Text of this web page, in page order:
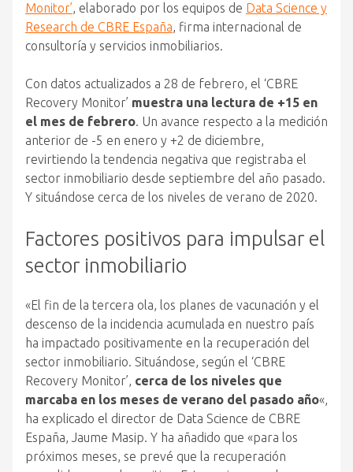
Monitor’, elaborado por los equipos de Data Science y
Research de CBRE España, firma internacional de
consultoría y servicios inmobiliarios.
Con datos actualizados a 28 de febrero, el ‘CBRE
Recovery Monitor’ muestra una lectura de +15 en
el mes de febrero. Un avance respecto a la medición
anterior de -5 en enero y +2 de diciembre,
revirtiendo la tendencia negativa que registraba el
sector inmobiliario desde septiembre del año pasado.
Y situándose cerca de los niveles de verano de 2020.
Factores positivos para impulsar el
sector inmobiliario
«El fin de la tercera ola, los planes de vacunación y el
descenso de la incidencia acumulada en nuestro país
ha impactado positivamente en la recuperación del
sector inmobiliario. Situándose, según el ‘CBRE
Recovery Monitor’, cerca de los niveles que
marcaba en los meses de verano del pasado año«,
ha explicado el director de Data Science de CBRE
España, Jaume Masip. Y ha añadido que «para los
próximos meses, se prevé que la recuperación